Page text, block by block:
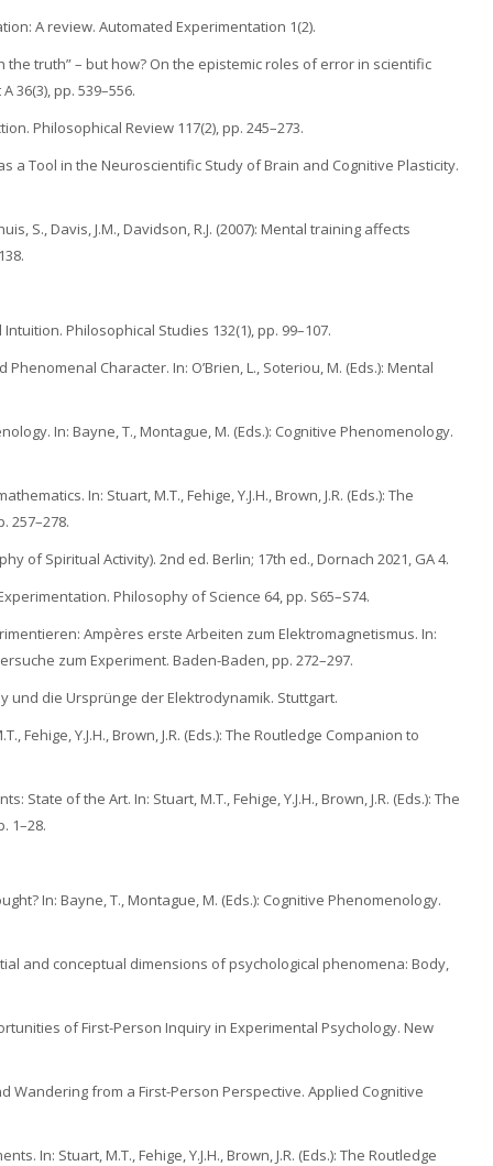
A review. Automated Experimentation 1(2).
the truth” – but how? On the epistemic roles of error in scientific
36(3), pp. 539–556.
Philosophical Review 117(2), pp. 245–273.
a Tool in the Neuroscientific Study of Brain and Cognitive Plasticity.
S., Davis, J.M., Davidson, R.J. (2007): Mental training affects
Philosophical Studies 132(1), pp. 99–107.
Character. In: O’Brien, L., Soteriou, M. (Eds.): Mental
In: Bayne, T., Montague, M. (Eds.): Cognitive Phenomenology.
In: Stuart, M.T., Fehige, Y.J.H., Brown, J.R. (Eds.): The
257–278.
of Spiritual Activity). 2nd ed. Berlin; 17th ed., Dornach 2021, GA 4.
Philosophy of Science 64, pp. S65–S74.
Ampères erste Arbeiten zum Elektromagnetismus. In:
zum Experiment. Baden-Baden, pp. 272–297.
und die Ursprünge der Elektrodynamik. Stuttgart.
Fehige, Y.J.H., Brown, J.R. (Eds.): The Routledge Companion to
State of the Art. In: Stuart, M.T., Fehige, Y.J.H., Brown, J.R. (Eds.): The
1–28.
In: Bayne, T., Montague, M. (Eds.): Cognitive Phenomenology.
and conceptual dimensions of psychological phenomena: Body,
of First-Person Inquiry in Experimental Psychology. New
Wandering from a First-Person Perspective. Applied Cognitive
In: Stuart, M.T., Fehige, Y.J.H., Brown, J.R. (Eds.): The Routledge